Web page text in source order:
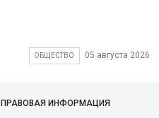
ОБЩЕСТВО 05 августа 2026
ПРАВОВАЯ ИНФОРМАЦИЯ